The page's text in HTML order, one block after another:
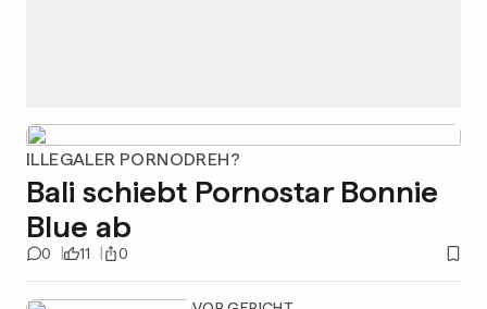
ILLEGALER PORNODREH?
Bali schiebt Pornostar Bonnie
Blue ab
0 11 0